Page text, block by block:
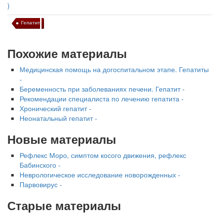
)
Гепатит
Похожие материалы
Медицинская помощь на догоспитальном этапе. Гепатиты
-
Беременность при заболеваниях печени. Гепатит -
Рекомендации специалиста по лечению гепатита -
Хронический гепатит -
Неонатальный гепатит -
Новые материалы
Рефлекс Моро, симптом косого движения, рефлекс
Бабинского -
Неврологическое исследование новорожденных -
Парвовирус -
Старые материалы